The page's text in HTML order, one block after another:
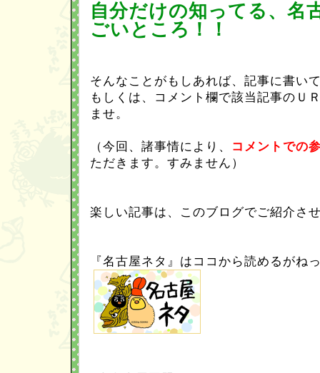
自分だけの知ってる、名
ごいところ！！
そんなことがもしあれば、記事に書い
もしくは、コメント欄で該当記事のＵ
ませ。
（今回、諸事情により、
コメントでの
ただきます。すみません）
楽しい記事は、このブログでご紹介さ
『名古屋ネタ』はココから読めるがね